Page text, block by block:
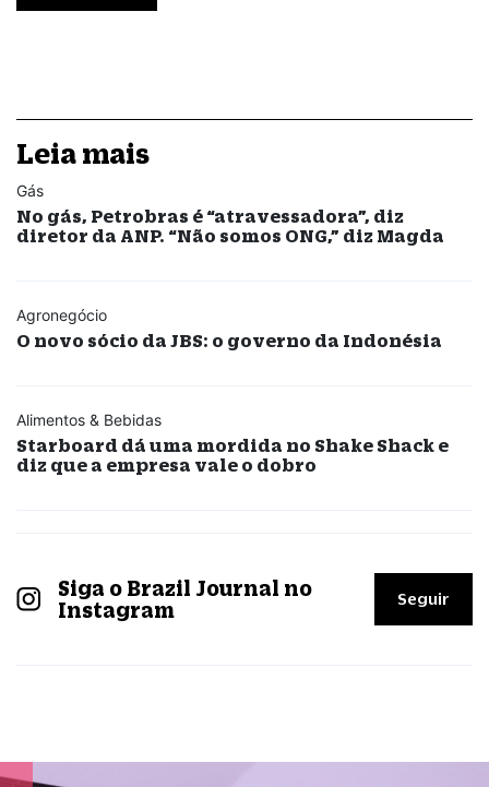
Leia mais
Gás
No gás, Petrobras é “atravessadora”, diz
diretor da ANP. “Não somos ONG,” diz Magda
Agronegócio
O novo sócio da JBS: o governo da Indonésia
Alimentos & Bebidas
Starboard dá uma mordida no Shake Shack e
diz que a empresa vale o dobro
Siga o Brazil Journal no
Instagram
Seguir